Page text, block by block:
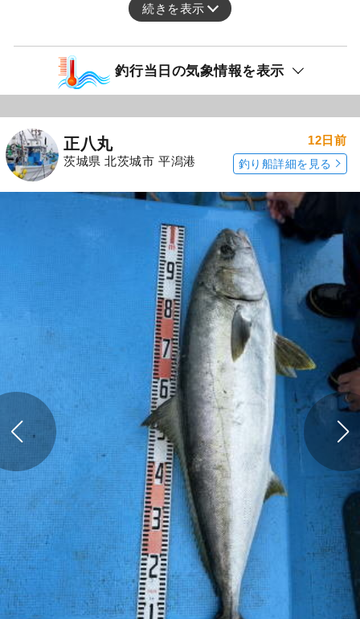
続きを表示
釣行当日の気象情報を表示
正八丸
茨城県 北茨城市 平潟港
12日前
釣り船詳細を見る